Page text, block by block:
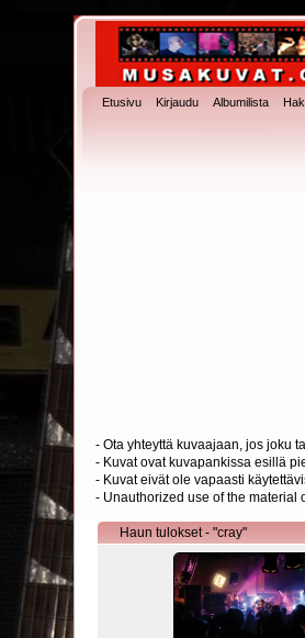
Etusivu Kirjaudu Albumilista
- Ota yhteyttä kuvaajaan, jos joku
- Kuvat ovat kuvapankissa esillä
- Kuvat eivät ole vapaasti
- Unauthorized use of the material
Haun tulokset - "cray"